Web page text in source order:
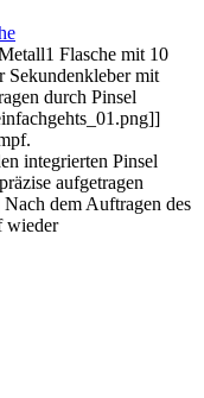
Flasche mit 10
Sekundenkleber mit
durch Pinsel
integrierten Pinsel
aufgetragen
dem Auftragen des
wieder